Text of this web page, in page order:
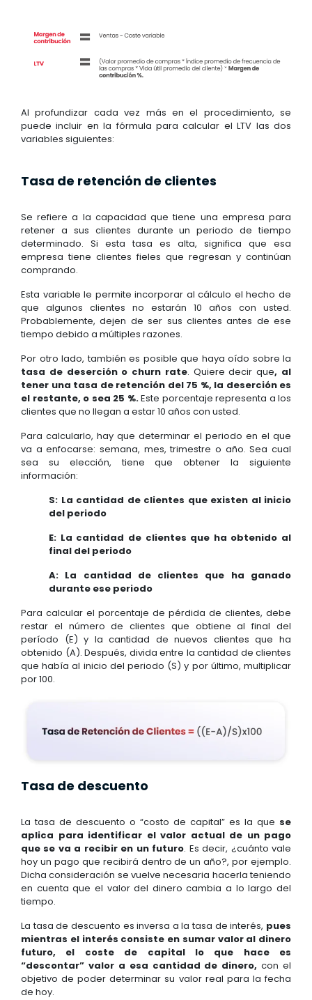
Al profundizar cada vez más en el procedimiento, se
puede incluir en la fórmula para calcular el LTV las dos
variables siguientes:
Tasa de retención de clientes
Se refiere a la capacidad que tiene una empresa para
retener a sus clientes durante un periodo de tiempo
determinado. Si esta tasa es alta, significa que esa
empresa tiene clientes fieles que regresan y continúan
comprando.
Esta variable le permite incorporar al cálculo el hecho de
que algunos clientes no estarán 10 años con usted.
Probablemente, dejen de ser sus clientes antes de ese
tiempo debido a múltiples razones.
Por otro lado, también es posible que haya oído sobre la
tasa de deserción o churn rate. Quiere decir que, al
tener una tasa de retención del 75 %, la deserción es
el restante, o sea 25 %.Este porcentaje representa a los
clientes que no llegan a estar 10 años con usted.
Para calcularlo, hay que determinar el periodo en el que
va a enfocarse: semana, mes, trimestre o año. Sea cual
sea su elección, tiene que obtener la siguiente
información:
S: La cantidad de clientes que existen al inicio
del periodo
E: La cantidad de clientes que ha obtenido al
final del periodo
A: La cantidad de clientes que ha ganado
durante ese periodo
Para calcular el porcentaje de pérdida de clientes, debe
restar el número de clientes que obtiene al final del
período (E) y la cantidad de nuevos clientes que ha
obtenido (A). Después, divida entre la cantidad de clientes
que había al inicio del periodo (S) y por último, multiplicar
por 100.
Tasa de descuento
La tasa de descuento o “costo de capital” es la que se
aplica para identificar el valor actual de un pago
que se va a recibir en un futuro. Es decir, ¿cuánto vale
hoy un pago que recibirá dentro de un año?, por ejemplo.
Dicha consideración se vuelve necesaria hacerla teniendo
en cuenta que el valor del dinero cambia a lo largo del
tiempo.
La tasa de descuento es inversa a la tasa de interés, pues
mientras el interés consiste en sumar valor al dinero
futuro, el coste de capital lo que hace es
“descontar” valor a esa cantidad de dinero, con el
objetivo de poder determinar su valor real para la fecha
de hoy.